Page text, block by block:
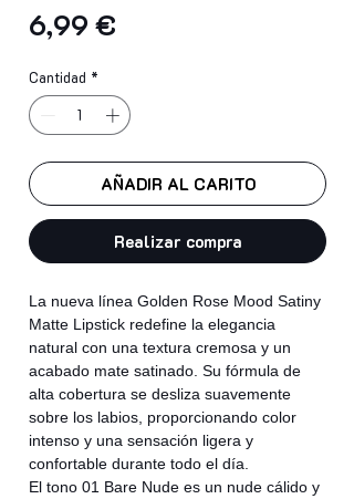
6,99 €
Cantidad *
AÑADIR AL CARITO
Realizar compra
La nueva línea Golden Rose Mood Satiny
Matte Lipstick redefine la elegancia
natural con una textura cremosa y un
acabado mate satinado. Su fórmula de
alta cobertura se desliza suavemente
sobre los labios, proporcionando color
intenso y una sensación ligera y
confortable durante todo el día.
El tono 01 Bare Nude es un nude cálido y